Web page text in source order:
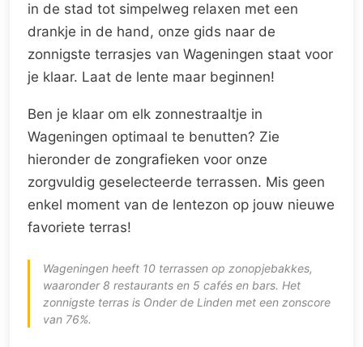
in de stad tot simpelweg relaxen met een
drankje in de hand, onze gids naar de
zonnigste terrasjes van Wageningen staat voor
je klaar. Laat de lente maar beginnen!
Ben je klaar om elk zonnestraaltje in
Wageningen optimaal te benutten? Zie
hieronder de zongrafieken voor onze
zorgvuldig geselecteerde terrassen. Mis geen
enkel moment van de lentezon op jouw nieuwe
favoriete terras!
Wageningen heeft 10 terrassen op zonopjebakkes,
waaronder 8 restaurants en 5 cafés en bars. Het
zonnigste terras is Onder de Linden met een zonscore
van 76%.